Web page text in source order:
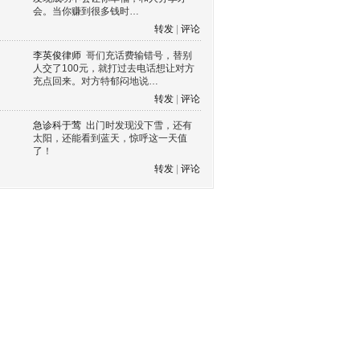
会。当你赚到很多钱时…
转发
评论
李英俊律师 哥们充话费输错号，替别
人交了100元，就打过去电话想让对方
充点回来。对方特郁闷地说…
转发
评论
急诊科于莺 出门时发现没下雪，还有
太阳，还能看到蓝天，惊呼这一天值
了！
转发
评论